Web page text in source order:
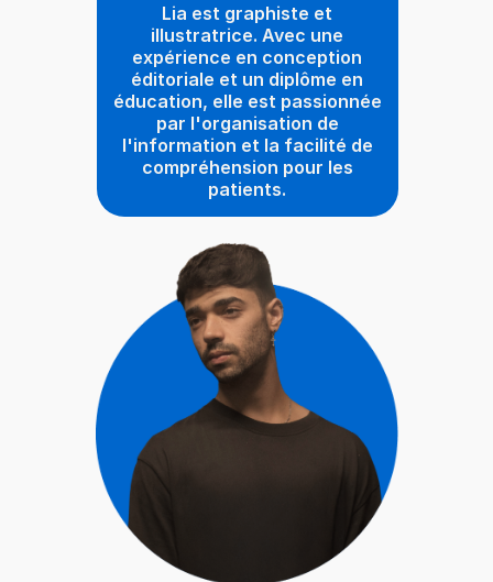
Lia est graphiste et
illustratrice. Avec une
expérience en conception
éditoriale et un diplôme en
éducation, elle est passionnée
par l'organisation de
l'information et la facilité de
compréhension pour les
patients.